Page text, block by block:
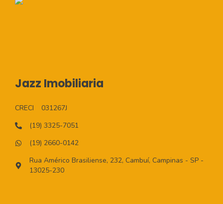
Jazz Imobiliaria
CRECI
031267J
(19) 3325-7051
(19) 2660-0142
Rua Américo Brasiliense, 232, Cambuí, Campinas - SP -
13025-230